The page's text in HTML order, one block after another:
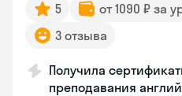
5 от 1090 ₽ за
3 отзыва
Получила сертификаты
преподавания